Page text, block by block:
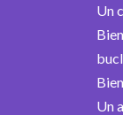
Un
Un